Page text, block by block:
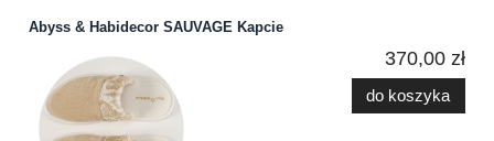
Abyss & Habidecor SAUVAGE Kapcie
370,00 zł
do koszyka